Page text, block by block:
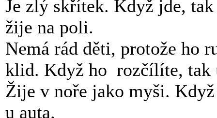
Je zlý skřítek. Když jde,
žije na poli.
Nemá rád děti, protože ho
klid. Když ho rozčílíte, tak
Žije v noře jako myši.
u auta.